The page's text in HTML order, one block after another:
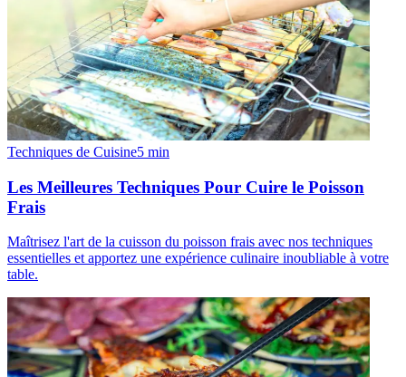
Techniques de Cuisine5 min
Les Meilleures Techniques Pour Cuire le Poisson
Frais
Maîtrisez l'art de la cuisson du poisson frais avec nos techniques
essentielles et apportez une expérience culinaire inoubliable à votre
table.